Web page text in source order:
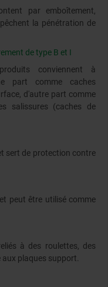
par emboîtement,
la pénétration de
de type B et I
conviennent à
part comme caches
d'autre part comme
salissures (caches de
sert de protection contre
peut être utilisé comme
à des roulettes, des
plaques support.